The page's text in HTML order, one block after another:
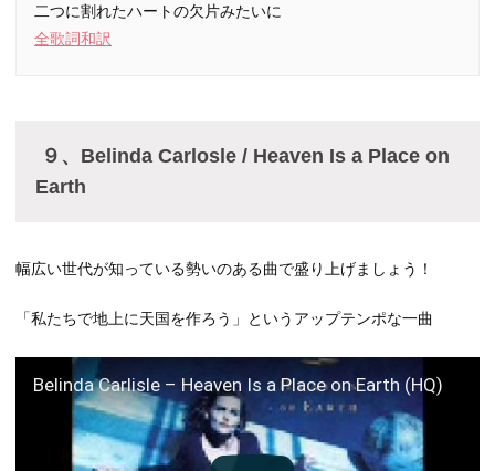
二つに割れたハートの欠片みたいに
全歌詞和訳
９、Belinda Carlosle / Heaven Is a Place on
Earth
幅広い世代が知っている勢いのある曲で盛り上げましょう！
「私たちで地上に天国を作ろう」というアップテンポな一曲
Belinda Carlisle – Heaven Is a Place on Earth (HQ)